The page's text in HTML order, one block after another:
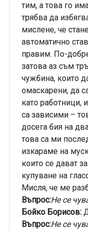
тим, а това го
трябва да
мислене, че
автоматично
правим. По-
затова аз съм
чужбина, които
омаскарени, да
като работници,
са зависими –
досега бия на
това са ми
изкараме на
които се дават
купуване на
Мисля, че ме
Въпрос:Не се
Бойко Борисов:
Въпрос:Не се